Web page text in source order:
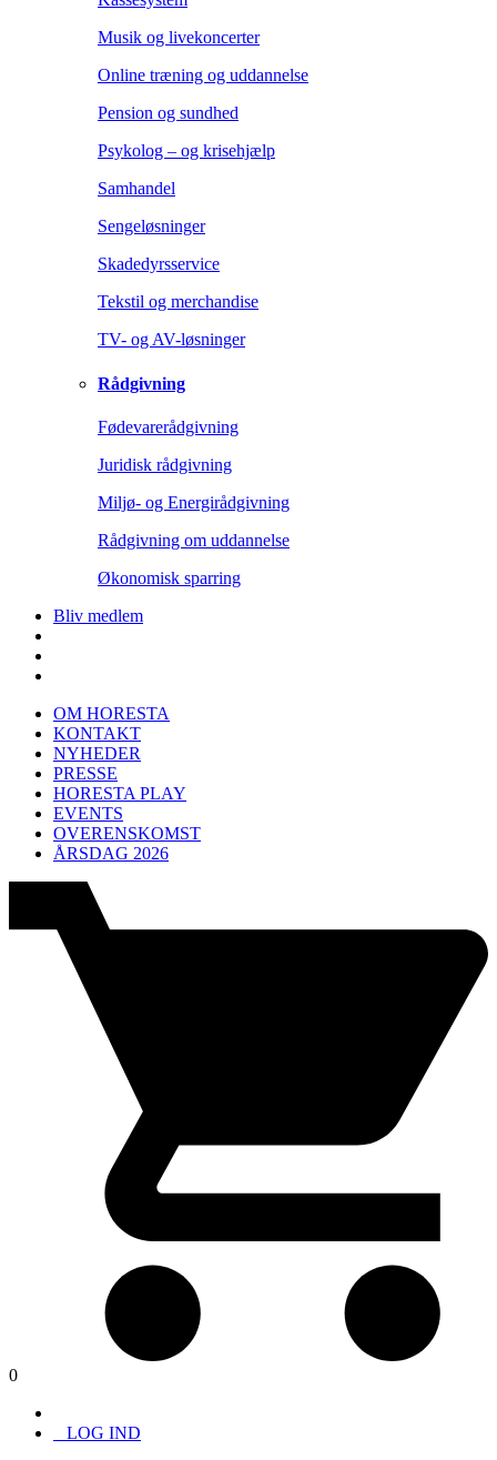
Musik og livekoncerter
Online træning og uddannelse
Pension og sundhed
Psykolog – og krisehjælp
Samhandel
Sengeløsninger
Skadedyrsservice
Tekstil og merchandise
TV- og AV-løsninger
Rådgivning
Fødevarerådgivning
Juridisk rådgivning
Miljø- og Energirådgivning
Rådgivning om uddannelse
Økonomisk sparring
Bliv medlem
OM HORESTA
KONTAKT
NYHEDER
PRESSE
HORESTA PLAY
EVENTS
OVERENSKOMST
ÅRSDAG 2026
0
LOG IND